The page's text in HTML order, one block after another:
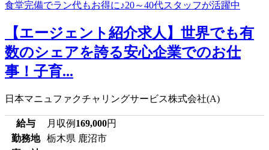
【エージェント紹介求人】世界でも有
数のシェアを誇る安心企業でのお仕
事！子育...
日本マニュファクチャリングサービス株式会社(A)
給与 月収例 169,000円
勤務地
栃木県 鹿沼市